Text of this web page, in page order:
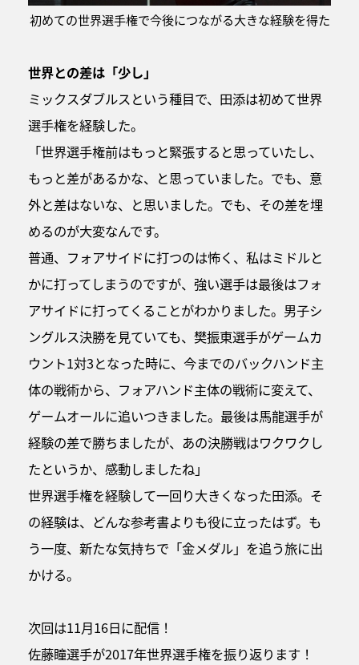
初めての世界選手権で今後につながる大きな経験を得た
世界との差は「少し」
ミックスダブルスという種目で、田添は初めて世界
選手権を経験した。
「世界選手権前はもっと緊張すると思っていたし、
もっと差があるかな、と思っていました。でも、意
外と差はないな、と思いました。でも、その差を埋
めるのが大変なんです。
普通、フォアサイドに打つのは怖く、私はミドルと
かに打ってしまうのですが、強い選手は最後はフォ
アサイドに打ってくることがわかりました。男子シ
ングルス決勝を見ていても、樊振東選手がゲームカ
ウント1対3となった時に、今までのバックハンド主
体の戦術から、フォアハンド主体の戦術に変えて、
ゲームオールに追いつきました。最後は馬龍選手が
経験の差で勝ちましたが、あの決勝戦はワクワクし
たというか、感動しましたね」
世界選手権を経験して一回り大きくなった田添。そ
の経験は、どんな参考書よりも役に立ったはず。も
う一度、新たな気持ちで「金メダル」を追う旅に出
かける。
次回は11月16日に配信！
佐藤瞳選手が2017年世界選手権を振り返ります！